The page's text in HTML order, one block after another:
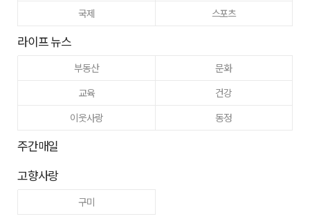
국제
스포츠
라이프 뉴스
부동산
문화
교육
건강
이웃사랑
동정
주간매일
고향사랑
구미